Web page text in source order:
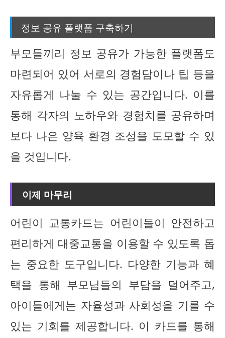
정보 공유 플랫폼 구축하기
부모들끼리 정보 공유가 가능한 플랫폼도
마련되어 있어 서로의 경험담이나 팁 등을
자유롭게 나눌 수 있는 공간입니다. 이를
통해 각자의 노하우와 경험치를 공유하며
보다 나은 양육 환경 조성을 도모할 수 있
을 것입니다.
이제 마무리
어린이 교통카드는 어린이들이 안전하고
편리하게 대중교통을 이용할 수 있도록 돕
는 중요한 도구입니다. 다양한 기능과 혜
택을 통해 부모님들의 부담을 덜어주고,
아이들에게는 자율성과 사회성을 기를 수
있는 기회를 제공합니다. 이 카드를 통해